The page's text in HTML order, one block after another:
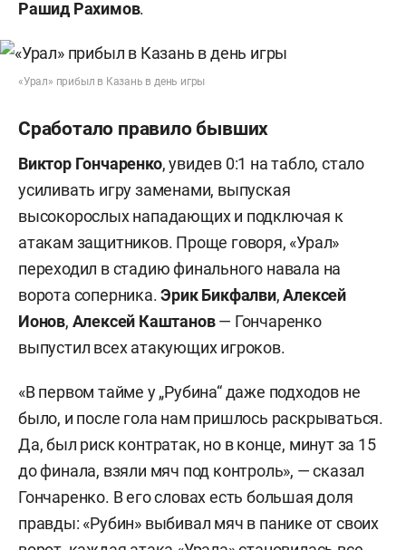
Рашид Рахимов.
«Урал» прибыл в Казань в день игры
Сработало правило бывших
Виктор Гончаренко, увидев 0:1 на табло, стало
усиливать игру заменами, выпуская
высокорослых нападающих и подключая к
атакам защитников. Проще говоря, «Урал»
переходил в стадию финального навала на
ворота соперника.Эрик Бикфалви,Алексей
Ионов, Алексей Каштанов— Гончаренко
выпустил всех атакующих игроков.
«В первом тайме у „Рубина“ даже подходов не
было, и после гола нам пришлось раскрываться.
Да, был риск контратак, но в конце, минут за 15
до финала, взяли мяч под контроль», — сказал
Гончаренко. В его словах есть большая доля
правды: «Рубин» выбивал мяч в панике от своих